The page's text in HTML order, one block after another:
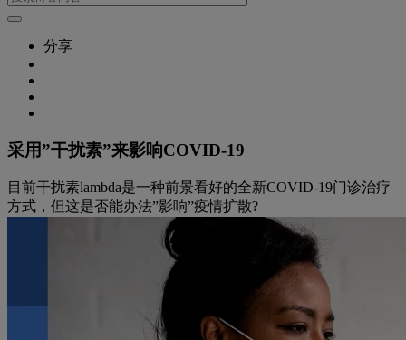
分享
采用”干扰素”来影响COVID-19
目前干扰素lambda是一种前景看好的全新COVID-19门诊治疗
方式，但这是否能办法”影响”疫情扩散?